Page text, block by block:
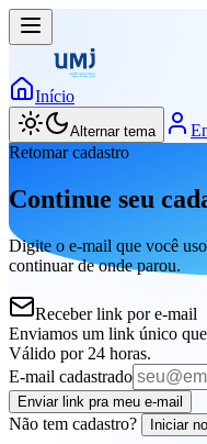
Início
Alternar tema
Retomar cadastro
Continue seu
Digite o e-mail que você
continuar de onde parou.
Receber link por e-mail
Enviamos um link único
Válido por 24 horas.
E-mail cadastrado
Enviar link pra meu e-mail
Não tem cadastro? Iniciar